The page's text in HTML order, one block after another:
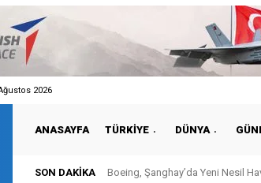
2026
ANASAYFA TÜRKIYE DÜNYA
SON DAKIKA Boeing, Şanghay’da Yeni Nesil